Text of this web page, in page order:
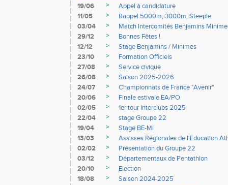
19/06 >
Appel à candidature
11/05
>
Rappel 5000m, 3000m, Steeple
03/04
>
Match Intercomités Benjamins
29/12
>
Bonnes Fêtes !
12/12
>
Stage Benjamins / Minimes
23/10
>
Formation Officiels
27/08
>
Service civique
26/08
>
Saison 2025-2026
24/07
>
Championnats de France "Avenir"
20/06
>
Finale estivale EA/PO
02/05
>
1er tour Interclubs 2025
22/04
>
stage Groupe 22
19/04
>
Stage BE-MI
13/03
>
Assisses Régionales de l'Education
02/02
>
Présentation du Groupe 22
03/12
>
Départementaux de Pentathlon
20/10
>
Election
18/08
>
Saison 2024-2025